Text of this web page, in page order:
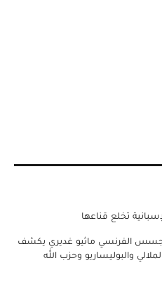
تخلع قناعها
الفرنسي ماثيو غديري يكشف
والبوليساريو وحزب الله